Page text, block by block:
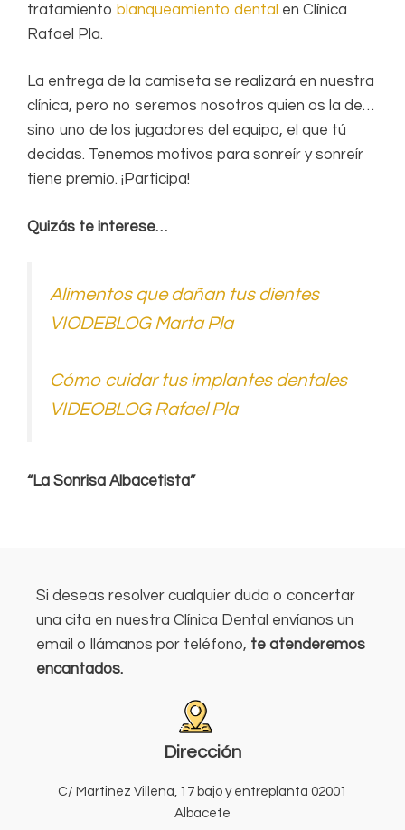
tratamiento blanqueamiento dental en Clínica
Rafael Pla.
La entrega de la camiseta se realizará en nuestra
clínica, pero no seremos nosotros quien os la de…
sino uno de los jugadores del equipo, el que tú
decidas. Tenemos motivos para sonreír y sonreír
tiene premio. ¡Participa!
Quizás te interese…
Alimentos que dañan tus dientes
VIODEBLOG Marta Pla
Cómo cuidar tus implantes dentales
VIDEOBLOG Rafael Pla
“La Sonrisa Albacetista”
Si deseas resolver cualquier duda o concertar
una cita en nuestra Clínica Dental envíanos un
email o llámanos por teléfono, te atenderemos
encantados.
Dirección
C/ Martinez Villena, 17 bajo y entreplanta 02001
Albacete